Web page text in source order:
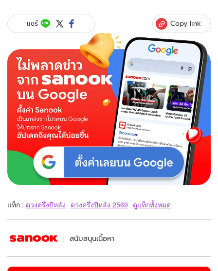
แชร์ Copy link
แท็ก : ดวงครึ่งปีหลัง ดวงครึ่งปีหลัง 2569 ดูแท็กทั้งหมด
สนับสนุนเนื้อหา